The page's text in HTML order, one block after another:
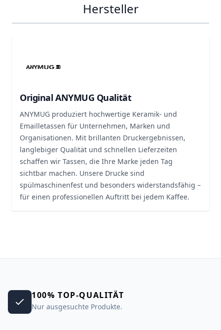
Hersteller
Original ANYMUG Qualität
ANYMUG produziert hochwertige Keramik- und
Emailletassen für Unternehmen, Marken und
Organisationen. Mit brillanten Druckergebnissen,
langlebiger Qualität und schnellen Lieferzeiten
schaffen wir Tassen, die Ihre Marke jeden Tag
sichtbar machen. Unsere Drucke sind
spülmaschinenfest und besonders widerstandsfähig –
für einen professionellen Auftritt bei jedem Kaffee.
100% TOP-QUALITÄT
Nur ausgesuchte Produkte.